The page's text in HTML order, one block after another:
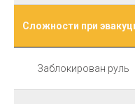
Сложности при
Заблокирован руль